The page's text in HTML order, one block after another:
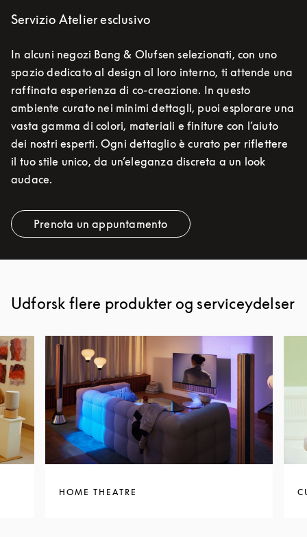
Servizio Atelier esclusivo
In alcuni negozi Bang & Olufsen selezionati, con uno
spazio dedicato al design al loro interno, ti attende una
raffinata esperienza di co-creazione. In questo
ambiente curato nei minimi dettagli, puoi esplorare una
vasta gamma di colori, materiali e finiture con l’aiuto
dei nostri esperti. Ogni dettaglio è curato per riflettere
il tuo stile unico, da un’eleganza discreta a un look
audace.
Prenota un appuntamento
Link Opens in New Tab
Udforsk flere produkter og serviceydelser
HOME THEATRE